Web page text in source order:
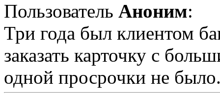
Пользователь Аноним:
Три года был клиентом
заказать карточку с
одной просрочки не